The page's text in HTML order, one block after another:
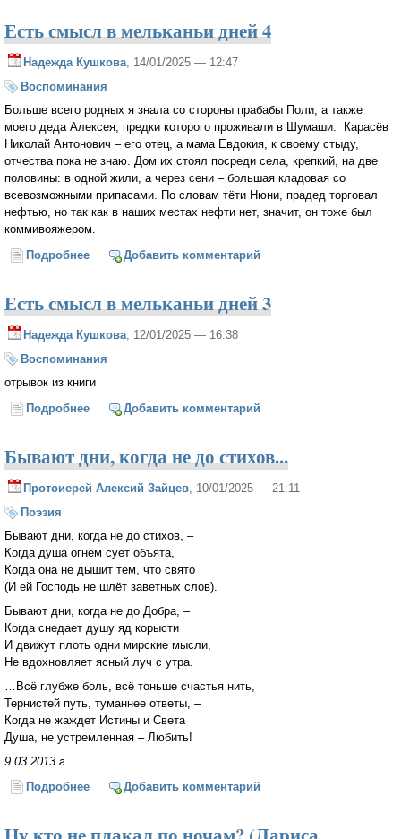
Есть смысл в мельканьи дней 4
Надежда Кушкова , 14/01/2025 — 12:47
Воспоминания
Больше всего родных я знала со стороны прабабы Поли, а также
моего деда Алексея, предки которого проживали в Шумаши. Карасёв
Николай Антонович – его отец, а мама Евдокия, к своему стыду,
отчества пока не знаю. Дом их стоял посреди села, крепкий, на две
половины: в одной жили, а через сени – большая кладовая со
всевозможными припасами. По словам тёти Нюни, прадед торговал
нефтью, но так как в наших местах нефти нет, значит, он тоже был
коммивояжером.
Подробнее о Есть смысл в мельканьи дней 4
Добавить комментарий
Есть смысл в мельканьи дней 3
Надежда Кушкова , 12/01/2025 — 16:38
Воспоминания
отрывок из книги
Подробнее о Есть смысл в мельканьи дней 3
Добавить комментарий
Бывают дни, когда не до стихов...
Протоиерей Алексий Зайцев , 10/01/2025 — 21:11
Поэзия
Бывают дни, когда не до стихов, –
Когда душа огнём сует объята,
Когда она не дышит тем, что свято
(И ей Господь не шлёт заветных слов).
Бывают дни, когда не до Добра, –
Когда снедает душу яд корысти
И движут плоть одни мирские мысли,
Не вдохновляет ясный луч с утра.
…Всё глубже боль, всё тоньше счастья нить,
Тернистей путь, туманнее ответы, –
Когда не жаждет Истины и Света
Душа, не устремленная – Любить!
9.03.2013 г.
Подробнее о Бывают дни, когда не до стихов...
Добавить комментарий